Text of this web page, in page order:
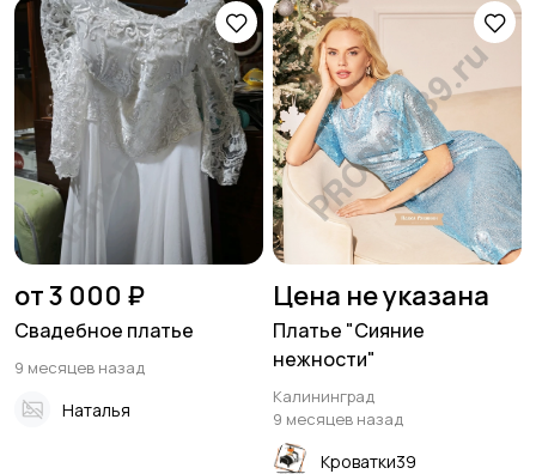
от 3 000 ₽
Свадебное платье
9 месяцев назад
Наталья
Цена не указана
Платье "Сияние
нежности"
Калининград
9 месяцев назад
Кроватки39